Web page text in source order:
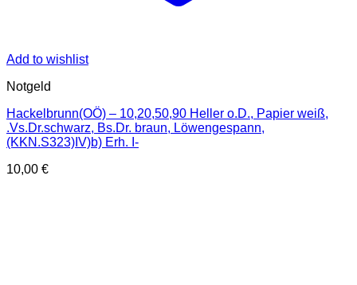
Add to wishlist
Notgeld
Hackelbrunn(OÖ) – 10,20,50,90 Heller o.D., Papier weiß,
.Vs.Dr.schwarz, Bs.Dr. braun, Löwengespann,
(KKN.S323)IV)b) Erh. I-
10,00 €